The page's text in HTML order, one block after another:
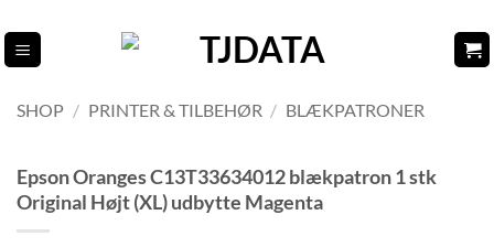
til
indhold
SHOP / PRINTER & TILBEHØR / BLÆKPATRONER
Epson Oranges C13T33634012 blækpatron 1 stk
Original Højt (XL) udbytte Magenta